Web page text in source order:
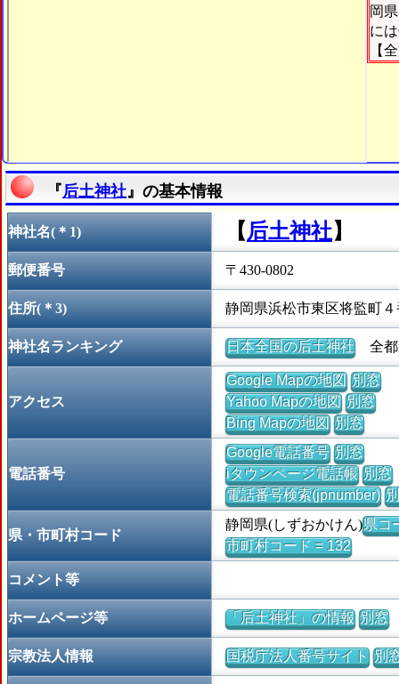
岡
に
【
『后土神社』の基本情報
神社名(＊1) 【后土神社】
郵便番号 〒430-0802
住所(＊3) 静岡県浜松市東区将監町
神社名ランキング 日本全国の后土神社全都
アクセス
Google Mapの地図 別窓
Yahoo Mapの地図 別窓
Bing Mapの地図 別窓
電話番号
Google電話番号 別窓
iタウンページ電話帳 別窓
電話番号検索(jpnumber)
県・市町村コード
静岡県(しずおかけん)県コ
市町村コード = 132
コメント等
ホームページ等 「后土神社」の情報 別窓
宗教法人情報 国税庁法人番号サイト 別